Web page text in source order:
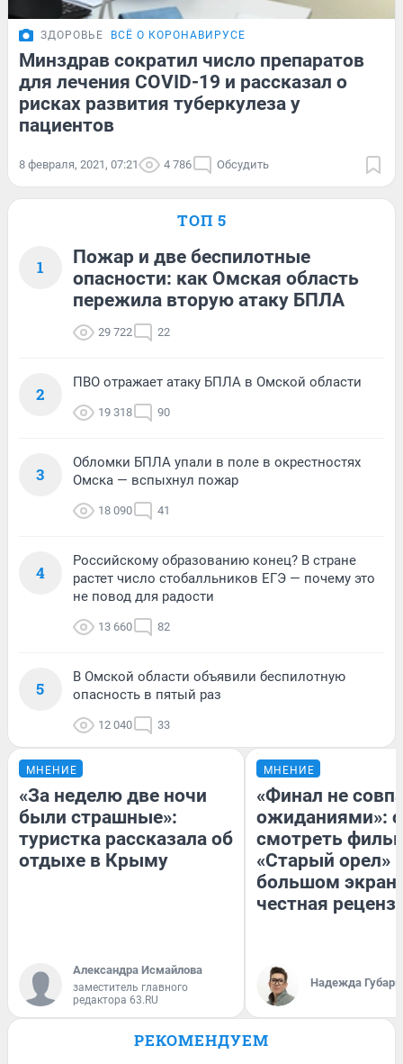
ЗДОРОВЬЕ ВСЁ О КОРОНАВИРУСЕ
Минздрав сократил число препаратов
для лечения COVID-19 и рассказал о
рисках развития туберкулеза у
пациентов
8 февраля, 2021, 07:21 4 786 Обсудить
ТОП 5
1
Пожар и две беспилотные
опасности: как Омская область
пережила вторую атаку БПЛА
29 722 22
2
ПВО отражает атаку БПЛА в Омской области
19 318 90
3
Обломки БПЛА упали в поле в окрестностях
Омска — вспыхнул пожар
18 090 41
4
Российскому образованию конец? В стране
растет число стобалльников ЕГЭ — почему это
не повод для радости
13 660 82
5
В Омской области объявили беспилотную
опасность в пятый раз
12 040 33
МНЕНИЕ
«За неделю две ночи
были страшные»:
туристка рассказала об
отдыхе в Крыму
Александра Исмайлова
заместитель главного
редактора 63.RU
МНЕНИЕ
«Финал не
ожиданиями»:
смотреть
«Старый орел»
большом
честная
Надежда Губарь
РЕКОМЕНДУЕМ